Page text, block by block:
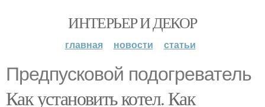
ИНТЕРЬЕР И ДЕКОР
главная новости статьи
Предпусковой подогреватель
Как установить котел. Как